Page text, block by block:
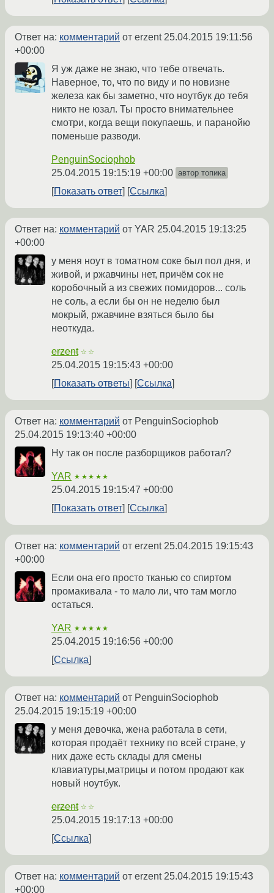
Ответ на: комментарий от erzent25.04.2015 19:11:56
+00:00
Я уж даже не знаю, что тебе отвечать.
Наверное, то, что по виду и по новизне
железа как бы заметно, что ноутбук до тебя
никто не юзал. Ты просто внимательнее
смотри, когда вещи покупаешь, и паранойю
поменьше разводи.
PenguinSociophob
25.04.2015 19:15:19 +00:00 автор топика
Показать ответ Ссылка
Ответ на: комментарий от YAR 25.04.2015 19:13:25
+00:00
у меня ноут в томатном соке был пол дня, и
живой, и ржавчины нет, причём сок не
коробочный а из свежих помидоров... соль
не соль, а если бы он не неделю был
мокрый, ржавчине взяться было бы
неоткуда.
erzent ☆☆
25.04.2015 19:15:43 +00:00
Показать ответы
Ссылка
Ответ на: комментарий от PenguinSociophob
25.04.2015 19:13:40 +00:00
Ну так он после разборщиков работал?
YAR ★★★★★
25.04.2015 19:15:47 +00:00
Показать ответ
Ссылка
Ответ на: комментарий от erzent25.04.2015 19:15:43
+00:00
Если она его просто тканью со спиртом
промакивала - то мало ли, что там могло
остаться.
YAR ★★★★★
25.04.2015 19:16:56 +00:00
Ссылка
Ответ на: комментарий от PenguinSociophob
25.04.2015 19:15:19 +00:00
у меня девочка, жена работала в сети,
которая продаёт технику по всей стране, у
них даже есть склады для смены
клавиатуры,матрицы и потом продают как
новый ноутбук.
erzent ☆☆
25.04.2015 19:17:13 +00:00
Ссылка
Ответ на: комментарий от erzent25.04.2015 19:15:43
+00:00